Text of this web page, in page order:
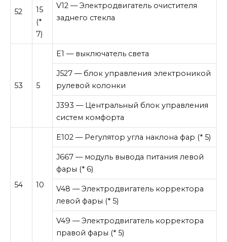
52
V12 — Электродвигатель очистителя
заднего стекла
15
(*
7)
53 5
E1 — выключатель света
J527 — блок управления электроникой
рулевой колонки
J393 — Центральный блок управления
систем комфорта
54 10
E102 — Регулятор угла наклона фар (* 5)
J667 — модуль вывода питания левой
фары (* 6)
V48 — Электродвигатель корректора
левой фары (* 5)
V49 — Электродвигатель корректора
правой фары (* 5)